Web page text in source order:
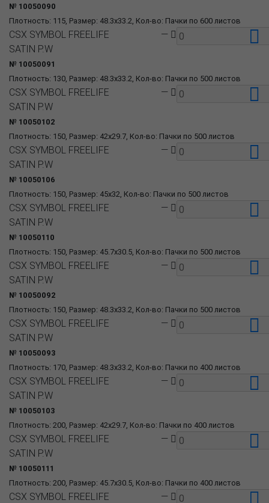
Плотность: 115, Размер: 48.3x33.2, Кол-во: Пачки по 600 листов
№ 10050090
Плотность: 130, Размер: 48.3x33.2, Кол-во: Пачки по 500 листов
CSX SYMBOL FREELIFE
SATIN P.W
№ 10050091
—
Плотность: 150, Размер: 42x29.7, Кол-во: Пачки по 500 листов
CSX SYMBOL FREELIFE
SATIN P.W
№ 10050102
—
Плотность: 150, Размер: 45x32, Кол-во: Пачки по 500 листов
CSX SYMBOL FREELIFE
SATIN P.W
№ 10050106
—
Плотность: 150, Размер: 45.7x30.5, Кол-во: Пачки по 500 листов
CSX SYMBOL FREELIFE
SATIN P.W
№ 10050110
—
Плотность: 150, Размер: 48.3x33.2, Кол-во: Пачки по 500 листов
CSX SYMBOL FREELIFE
SATIN P.W
№ 10050092
—
Плотность: 170, Размер: 48.3x33.2, Кол-во: Пачки по 400 листов
CSX SYMBOL FREELIFE
SATIN P.W
№ 10050093
—
Плотность: 200, Размер: 42x29.7, Кол-во: Пачки по 400 листов
CSX SYMBOL FREELIFE
SATIN P.W
№ 10050103
—
Плотность: 200, Размер: 45.7x30.5, Кол-во: Пачки по 400 листов
CSX SYMBOL FREELIFE
SATIN P.W
№ 10050111
—
CSX SYMBOL FREELIFE
—